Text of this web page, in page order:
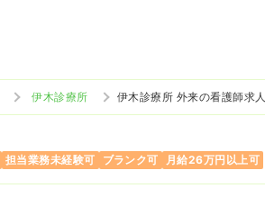
伊木診療所 伊木診療所 外来の看護師求人
担当業務未経験可 ブランク可 月給26万円以上可